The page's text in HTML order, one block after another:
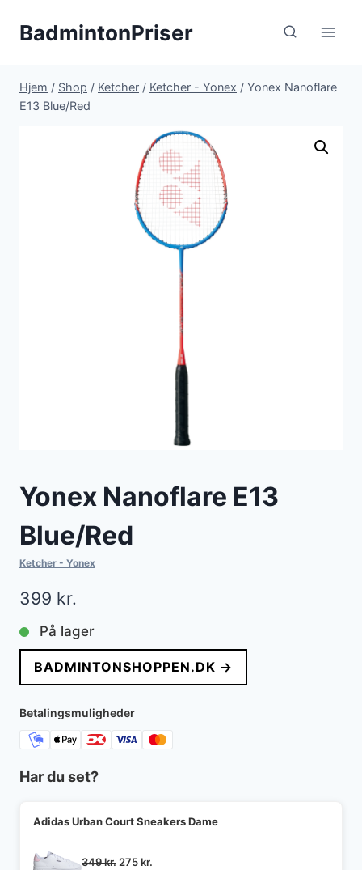
BadmintonPriser
Hjem / Shop / Ketcher / Ketcher - Yonex / Yonex Nanoflare
E13 Blue/Red
Yonex Nanoflare E13
Blue/Red
Ketcher - Yonex
399 kr.
På lager
BADMINTONSHOPPEN.DK →
Betalingsmuligheder
Har du set?
Adidas Urban Court Sneakers Dame
349kr. Den
275kr.